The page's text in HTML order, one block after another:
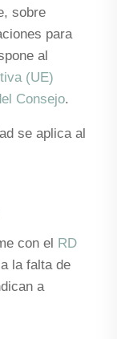
sobre
para
al
(UE)
Consejo.
se aplica al
con el
RD
la falta de
a